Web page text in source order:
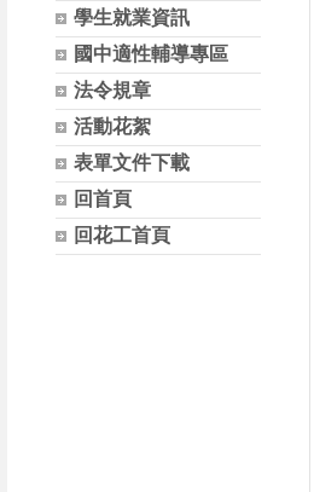
學生就業資訊
國中適性輔導專區
法令規章
活動花絮
表單文件下載
回首頁
回花工首頁